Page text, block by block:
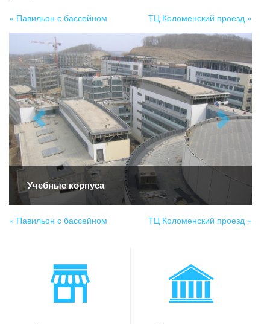
ТЦ Коломенский проезд »
« Павильон с бассейном
Учебные корпуса
ТЦ Коломенский проезд »
« Павильон с бассейном